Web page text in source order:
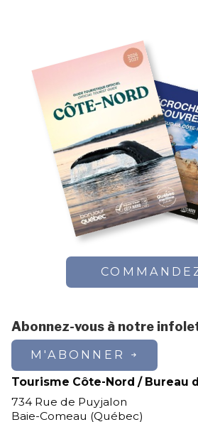
Abonnez-vous à notre
M'ABONNER
Tourisme Côte-Nord / Bureau
734 Rue de Puyjalon
Baie-Comeau (Québec)